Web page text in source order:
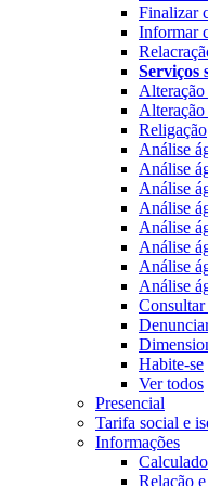
Finalizar
Informar
Serviços
Religação
Análise
Análise
Análise
Análise
Análise
Análise
Análise
Análise
Habite-se
Ver todos
Presencial
Tarifa social e
Informações
Relação